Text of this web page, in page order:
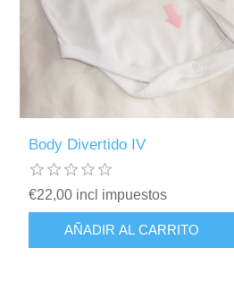
Body Divertido IV
€22,00 incl impuestos
AÑADIR AL CARRITO